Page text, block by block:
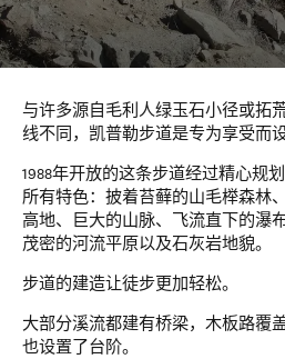
与许多源自毛利人绿玉石小径或拓
线不同，凯普勒步道是专为享受而
1988年开放的这条步道经过精心规
所有特色：披着苔藓的山毛榉森林
高地、巨大的山脉、飞流直下的瀑
茂密的河流平原以及石灰岩地貌。
步道的建造让徒步更加轻松。
大部分溪流都建有桥梁，木板路覆
也设置了台阶。